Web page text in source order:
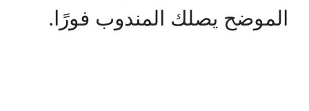
الموضح يصلك المندوب فورًا.